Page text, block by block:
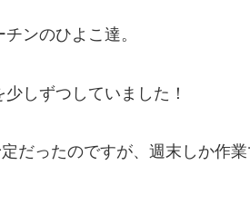
ンのひよこ達。
しずつしていました！
だったのですが、週末しか作